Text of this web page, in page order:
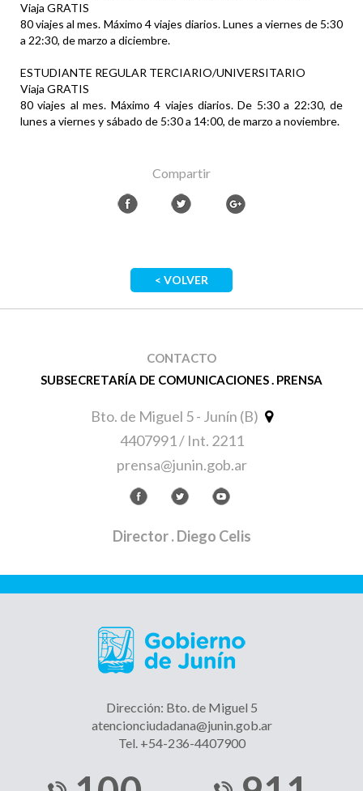
Viaja GRATIS
80 viajes al mes. Máximo 4 viajes diarios. Lunes a viernes de 5:30
a 22:30, de marzo a diciembre.
ESTUDIANTE REGULAR TERCIARIO/UNIVERSITARIO
Viaja GRATIS
80 viajes al mes. Máximo 4 viajes diarios. De 5:30 a 22:30, de
lunes a viernes y sábado de 5:30 a 14:00, de marzo a noviembre.
Compartir
< VOLVER
CONTACTO
SUBSECRETARÍA DE COMUNICACIONES . PRENSA
Bto. de Miguel 5 - Junín (B)
4407991 / Int. 2211
prensa@junin.gob.ar
Director. Diego Celis
Dirección: Bto. de Miguel 5
atencionciudadana@junin.gob.ar
Tel. +54-236-4407900